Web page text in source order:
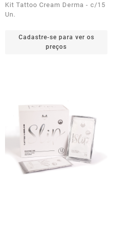
Kit Tattoo Cream Derma - c/15
Un.
Cadastre-se para ver os
preços